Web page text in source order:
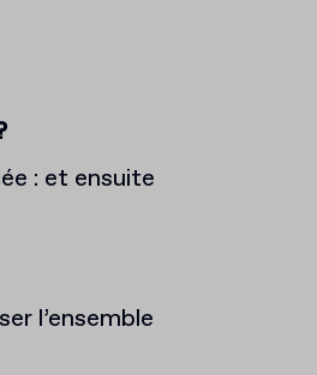
: et ensuite
l’ensemble